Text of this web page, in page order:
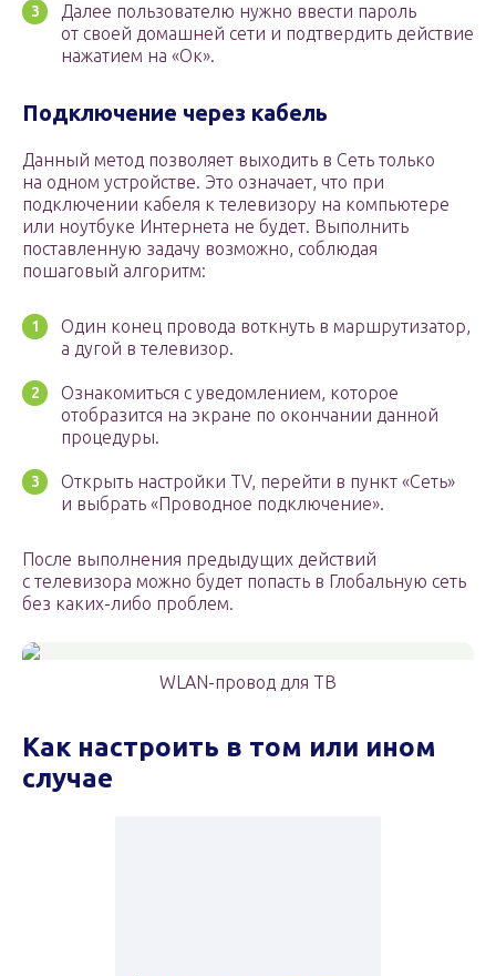
Далее пользователю нужно ввести пароль
от своей домашней сети и подтвердить действие
нажатием на «Ок».
Подключение через кабель
Данный метод позволяет выходить в Сеть только
на одном устройстве. Это означает, что при
подключении кабеля к телевизору на компьютере
или ноутбуке Интернета не будет. Выполнить
поставленную задачу возможно, соблюдая
пошаговый алгоритм:
Один конец провода воткнуть в маршрутизатор,
а дугой в телевизор.
Ознакомиться с уведомлением, которое
отобразится на экране по окончании данной
процедуры.
Открыть настройки TV, перейти в пункт «Сеть»
и выбрать «Проводное подключение».
После выполнения предыдущих действий
с телевизора можно будет попасть в Глобальную сеть
без каких-либо проблем.
WLAN-провод для ТВ
Как настроить в том или ином
случае